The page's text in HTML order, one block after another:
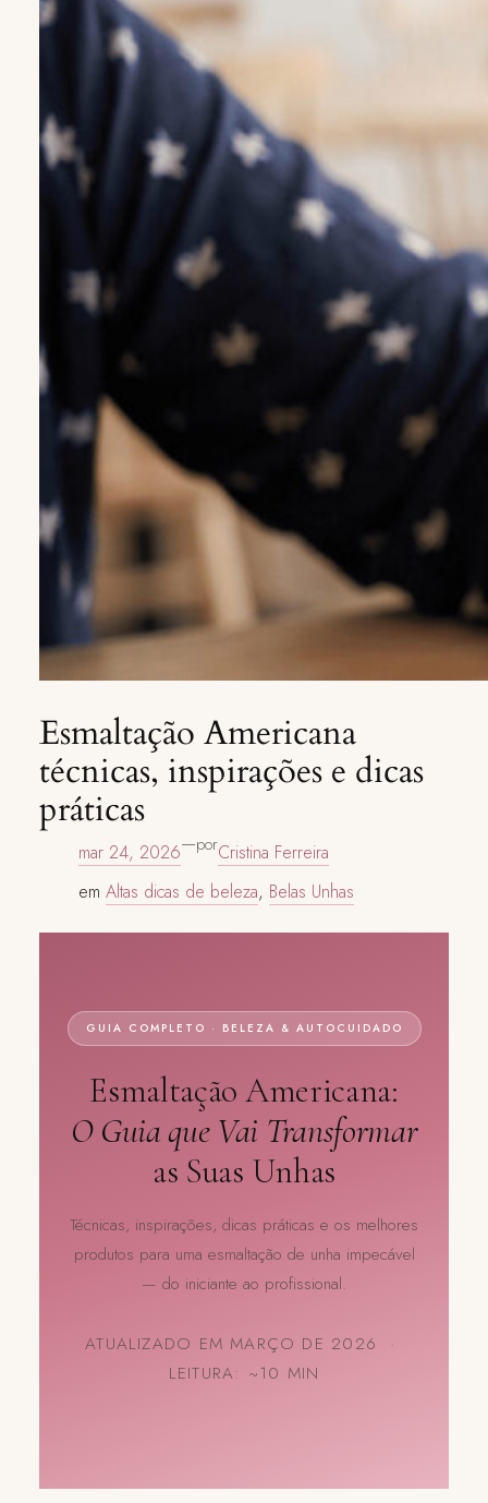
Esmaltação Americana
técnicas, inspirações e dicas
práticas
mar 24, 2026—porCristina Ferreira
em Altas dicas de beleza, Belas Unhas
GUIA COMPLETO · BELEZA & AUTOCUIDADO
Esmaltação Americana:
O Guia que Vai Transformar
as Suas Unhas
Técnicas, inspirações, dicas práticas e os melhores
produtos para uma esmaltação de unha impecável
— do iniciante ao profissional.
ATUALIZADO EM MARÇO DE 2026 ·
LEITURA: ~10 MIN